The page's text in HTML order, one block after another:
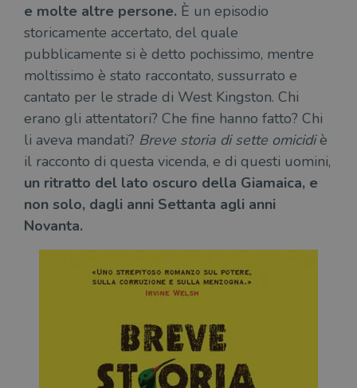
e molte altre persone. È un episodio
storicamente accertato, del quale
pubblicamente si è detto pochissimo, mentre
moltissimo è stato raccontato, sussurrato e
cantato per le strade di West Kingston. Chi
erano gli attentatori? Che fine hanno fatto? Chi
li aveva mandati? Breve storia di sette omicidiè
il racconto di questa vicenda, e di questi uomini,
un ritratto del lato oscuro della Giamaica, e
non solo, dagli anni Settanta agli anni
Novanta.